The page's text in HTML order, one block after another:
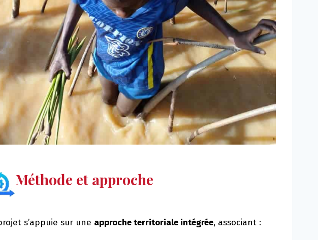
Méthode et approche
s’appuie sur une approche territoriale intégrée, associant :